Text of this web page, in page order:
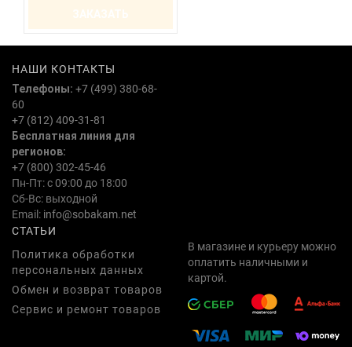
ЗАКАЗАТЬ
НАШИ КОНТАКТЫ
Телефоны: +7 (499) 380-68-
60
+7 (812) 409-31-81
Бесплатная линия для
регионов:
+7 (800) 302-45-46
Пн-Пт: с 09:00 до 18:00
Сб-Вс: выходной
Email: info@sobakam.net
СТАТЬИ
Политика обработки
персональных данных
Обмен и возврат товаров
Сервис и ремонт товаров
В магазине и курьеру можно
оплатить наличными и
картой.